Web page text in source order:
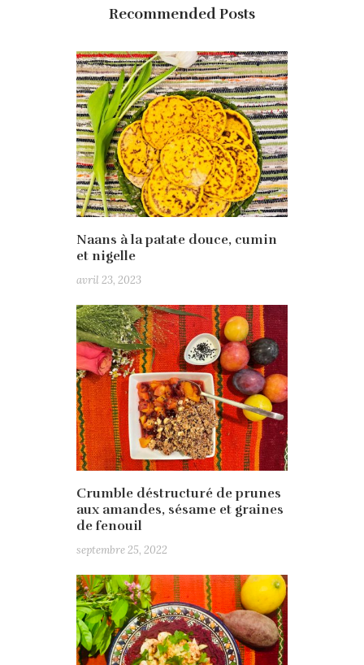
Recommended Posts
Naans à la patate douce, cumin
et nigelle
avril 23, 2023
Crumble déstructuré de prunes
aux amandes, sésame et graines
de fenouil
septembre 25, 2022